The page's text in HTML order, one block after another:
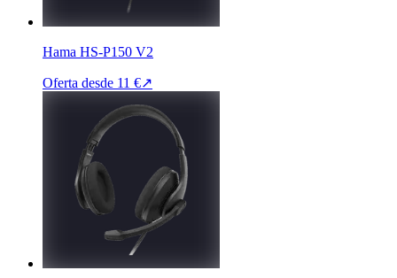
Hama HS-P150 V2
Oferta desde 11 €↗